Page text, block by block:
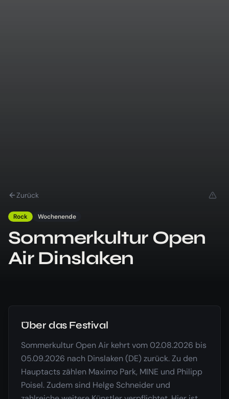
Zurück
Rock Wochenende
Sommerkultur Open
Air Dinslaken
Über das Festival
Sommerkultur Open Air kehrt vom 02.08.2026 bis
05.09.2026 nach Dinslaken (DE) zurück. Zu den
Hauptacts zählen Maximo Park, MINE und Philipp
Poisel. Zudem sind Helge Schneider und